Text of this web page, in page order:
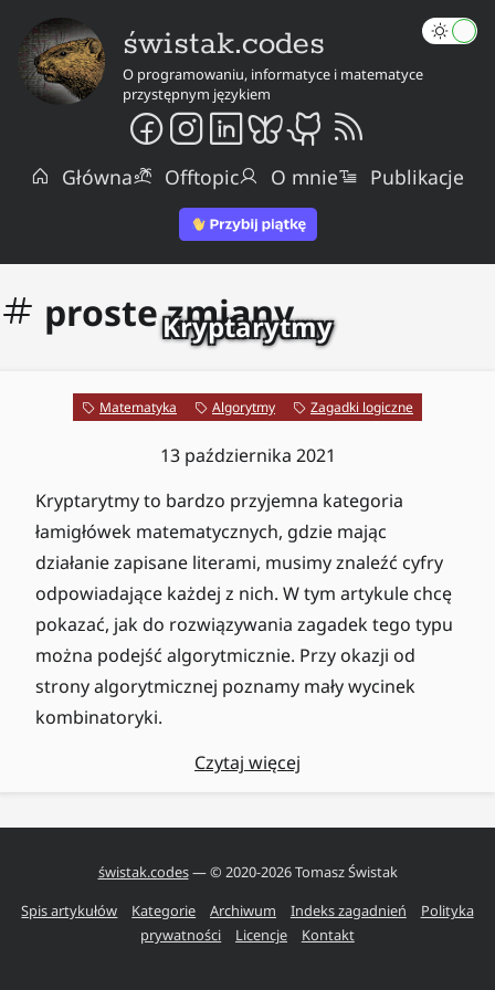
świstak.codes
O programowaniu, informatyce i matematyce
przystępnym językiem
Główna Offtopic O mnie Publikacje
proste zmiany
Kryptarytmy
Matematyka Algorytmy Zagadki logiczne
13 października 2021
Kryptarytmy to bardzo przyjemna kategoria
łamigłówek matematycznych, gdzie mając
działanie zapisane literami, musimy znaleźć cyfry
odpowiadające każdej z nich. W tym artykule chcę
pokazać, jak do rozwiązywania zagadek tego typu
można podejść algorytmicznie. Przy okazji od
strony algorytmicznej poznamy mały wycinek
kombinatoryki.
Czytaj więcej
świstak.codes— © 2020-2026Tomasz Świstak
Spis artykułów
Kategorie Archiwum Indeks zagadnień
Polityka
prywatności
Licencje Kontakt